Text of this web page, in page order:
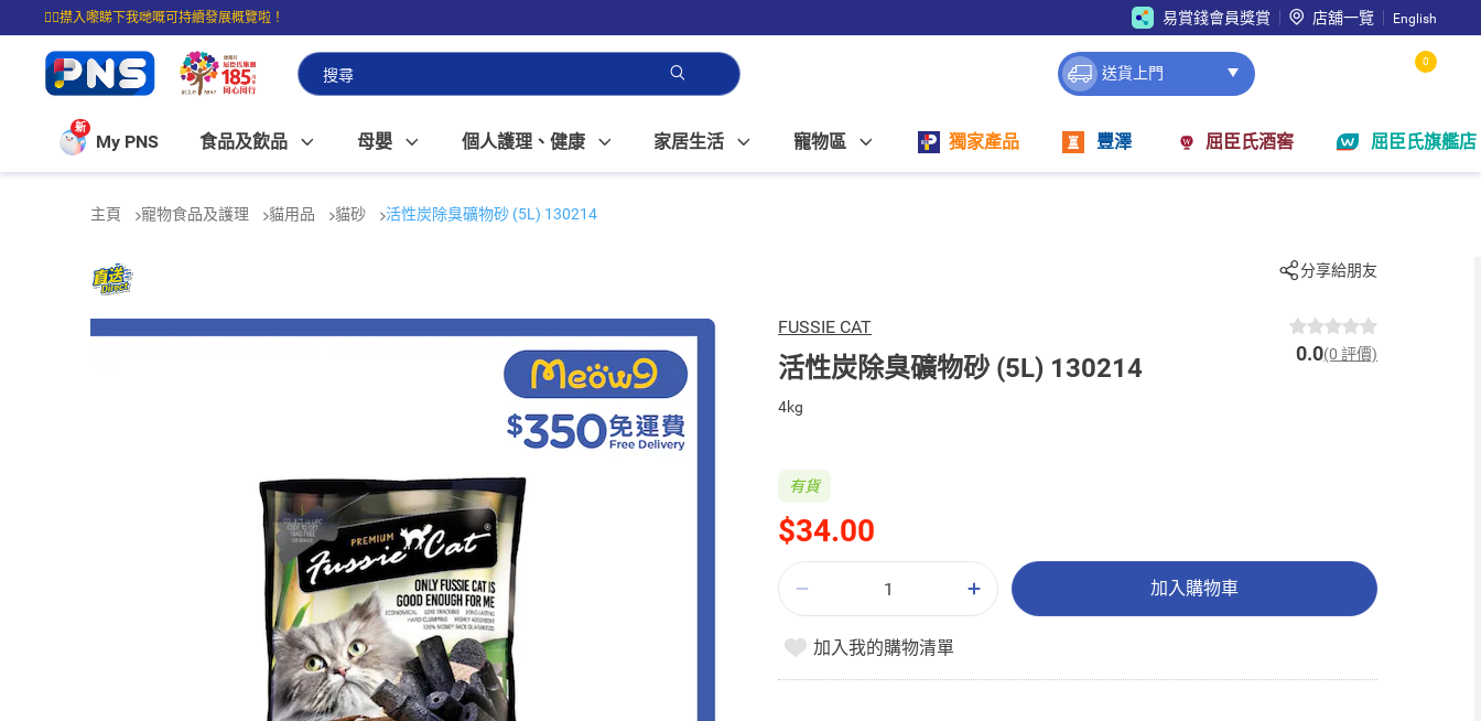
☝🏼㩒入嚟睇下我哋嘅可持續發展概覽啦！
⭐購物滿$399即享免費送貨；滿$100即可免費店取。
易賞錢會員獎賞 店舖一覽 English
送貨上門
0
新
My PNS 食品及飲品 母嬰 個人護理、健康 家居生活 寵物區 獨家產品 豐澤 屈臣氏酒窖 屈臣氏旗艦店
主頁 寵物食品及護理 貓用品 貓砂 活性炭除臭礦物砂 (5L) 130214
分享給朋友
FUSSIE CAT
活性炭除臭礦物砂 (5L) 130214 0.0(0 評價)
4kg
$34.00
有貨
加入購物車
加入我的購物清單